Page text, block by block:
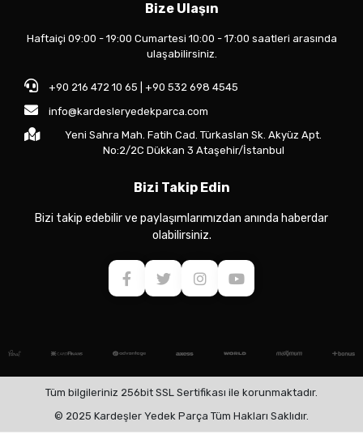
Bize Ulaşın
Haftaiçi 09:00 - 19:00 Cumartesi 10:00 - 17:00 saatleri arasında
ulaşabilirsiniz.
+90 216 472 10 65 | +90 532 698 4545
info@kardesleryedekparca.com
Yeni Sahra Mah. Fatih Cad. Türkaslan Sk. Akyüz Apt.
No:2/2C Dükkan 3 Ataşehir/İstanbul
Bizi Takip Edin
Bizi takip edebilir ve paylaşımlarımızdan anında haberdar
olabilirsiniz.
Tüm bilgileriniz 256bit SSL Sertifikası ile korunmaktadır.
© 2025 Kardeşler Yedek Parça Tüm Hakları Saklıdır.